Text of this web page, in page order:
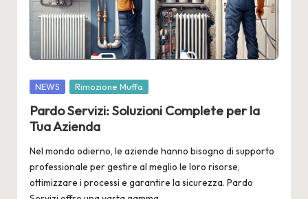
4
Posted
NEWS Rimozione Muffa
Pardo Servizi: Soluzioni Complete per la
Tua Azienda
Nel mondo odierno, le aziende hanno bisogno di supporto
professionale per gestire al meglio le loro risorse,
ottimizzare i processi e garantire la sicurezza. Pardo